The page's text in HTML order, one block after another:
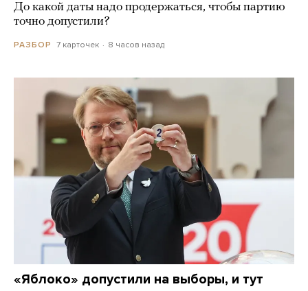
До какой даты надо продержаться, чтобы партию
точно допустили?
РАЗБОР 7 карточек 8 часов назад
«Яблоко» допустили на выборы, и тут